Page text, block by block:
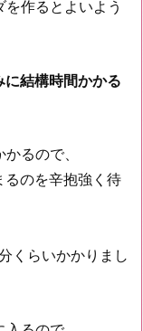
作るとよいよう
結構時間かかる
るので、
のを辛抱強く待
くらいかかりまし